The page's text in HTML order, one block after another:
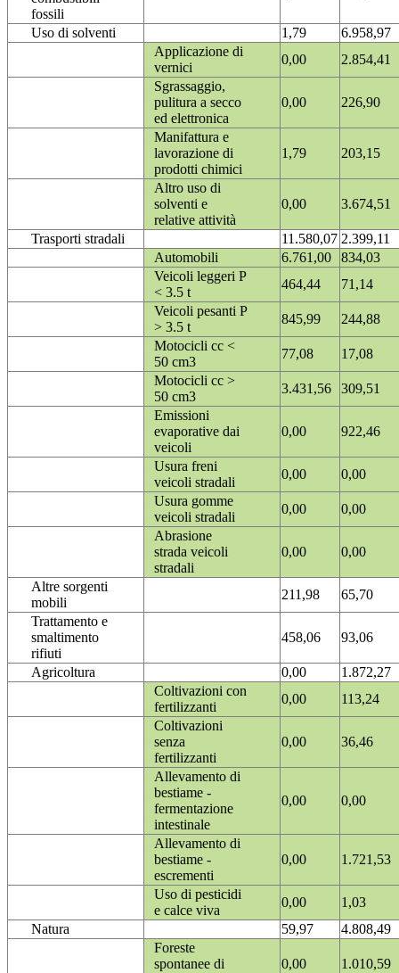
fossili
Uso di solventi 1,79
6.958,97
Applicazione di
vernici
0,00
2.854,41
Sgrassaggio,
pulitura a secco
ed elettronica
0,00 226,90
Manifattura e
lavorazione di
prodotti chimici
1,79 203,15
Altro uso di
solventi e
relative attività
0,00 3.674,51
Trasporti stradali 11.580,07 2.399,11
Automobili
6.761,00
834,03
Veicoli leggeri P
< 3.5 t
464,44
71,14
Veicoli pesanti P
> 3.5 t
845,99
244,88
Motocicli cc <
50 cm3
77,08
17,08
Motocicli cc >
50 cm3
3.431,56
309,51
Emissioni
evaporative dai
veicoli
0,00 922,46
Usura freni
veicoli stradali
0,00
0,00
Usura gomme
veicoli stradali
0,00
0,00
Abrasione
strada veicoli
stradali
0,00 0,00
Altre sorgenti
mobili
211,98
65,70
Trattamento e
smaltimento
rifiuti
458,06 93,06
Agricoltura 0,00
1.872,27
Coltivazioni con
fertilizzanti
0,00
113,24
Coltivazioni
senza
fertilizzanti
0,00 36,46
Allevamento di
bestiame -
fermentazione
intestinale
0,00 0,00
Allevamento di
bestiame -
escrementi
0,00 1.721,53
Uso di pesticidi
e calce viva
0,00
1,03
Natura
59,97
4.808,49
Foreste
spontanee di
0,00 1.010,59